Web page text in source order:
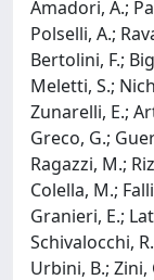
Amadori, A.;
Polselli, A.;
Bertolini, F.;
Meletti, S.;
Zunarelli, E.;
Greco, G.;
Ragazzi, M.;
Colella, M.;
Granieri, E.;
Schivalocchi,
Urbini, B.;